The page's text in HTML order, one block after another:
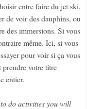
entre faire du jet ski,
de voir des dauphins, ou
des immersions. Si vous
même. Ici, si vous
pour voir si ça vous
prendre votre titre
entier.
do activities you will